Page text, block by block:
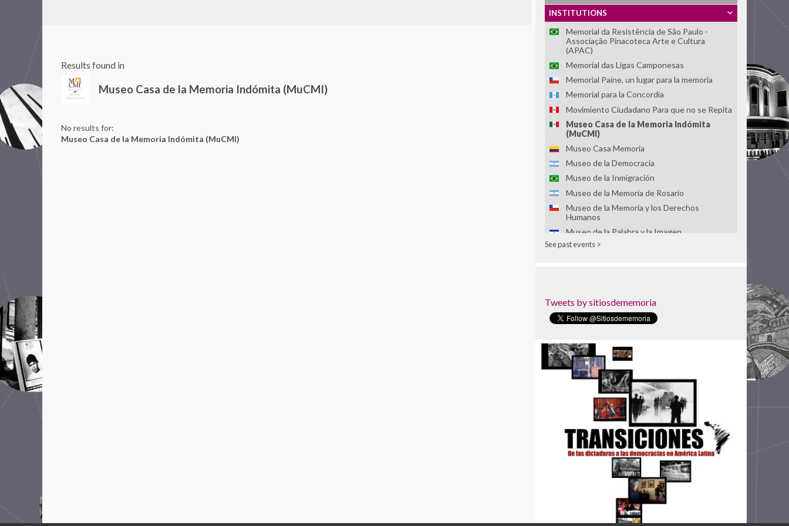
Results found in
Museo Casa de la Memoria Indómita (MuCMI)
No results for:
Museo Casa de la Memoria Indómita (MuCMI)
INSTITUTIONS
Memorial da Democracia - Fundação Casa de
José Américo
Memorial da Resistência de São Paulo -
Associação Pinacoteca Arte e Cultura
(APAC)
Memorial das Ligas Camponesas
Memorial Paine, un lugar para la memoria
Memorial para la Concordia
Movimiento Ciudadano Para que no se Repita
Museo Casa de la Memoria Indómita
(MuCMI)
Museo Casa Memoria
Museo de la Democracia
Museo de la Inmigración
Museo de la Memoria de Rosario
Museo de la Memoria y los Derechos
Humanos
Museo de la Palabra y la Imagen
Museo de las Memorias: Dictaduras y
Museo Memorial de la Resistencia
Dominicana
Museo Sitio de Memoria ESMA
Museu de Favela
Núcleo da Preservação da Memória Política
Parque Cultural de Valparaíso
Parque de la Memoria
Red Colombiana de Lugares de Memoria
Red Nacional de Sitios de Memoria de
Uruguay
Red Somos Memoria
Sociedad Civil Las Abejas
See past events >
Tweets by sitiosdememoria